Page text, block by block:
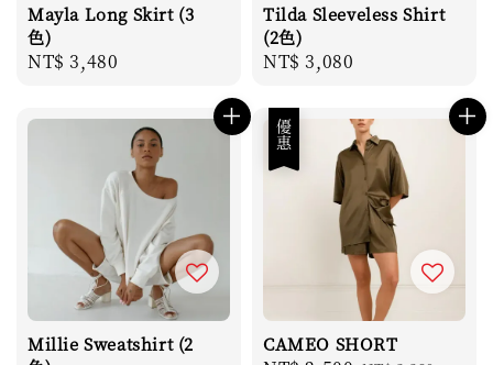
Mayla Long Skirt (3
色)
Regular
NT$ 3,480
Tilda Sleeveless Shirt
(2色)
Regular
NT$ 3,080
Millie Sweatshirt (2
優惠
CAMEO SHORT